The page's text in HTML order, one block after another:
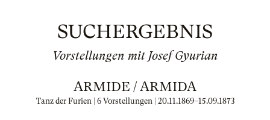
SUCHERGEBNIS
Vorstellungen mit Josef Gyurian
ARMIDE / ARMIDA
Tanz der Furien | 6 Vorstellungen | 20.11.1869–15.09.1873